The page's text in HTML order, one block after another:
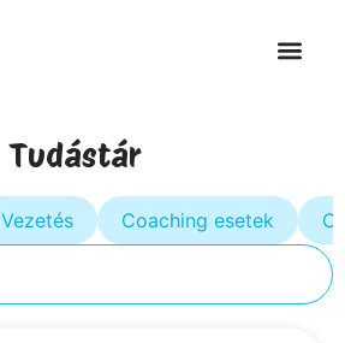
Tudástár
Vezetés Coaching esetek